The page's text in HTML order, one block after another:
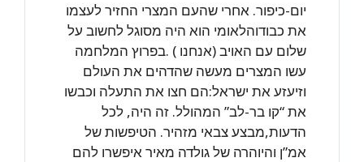
יום-כיפור. אחרי שהעם המצרי החזיר לעצמו
את כבודוהלאומי הוא היה מסוגל לחשוב על
שלום עם האויב (אנחנו ) .בפרוץ המלחמה
עשו המצרים מעשה שהדהים את העולם
וזיעזע את ישראל:הם חצו את התעלה וכבשו
את “קו בר-לב” המהולל. זה היה, לכל
הדעות,מבצע צבאי מזהיר. הטיפשות של
אמ”ן והיוהרה של גולדה מאיר איפשרו להם